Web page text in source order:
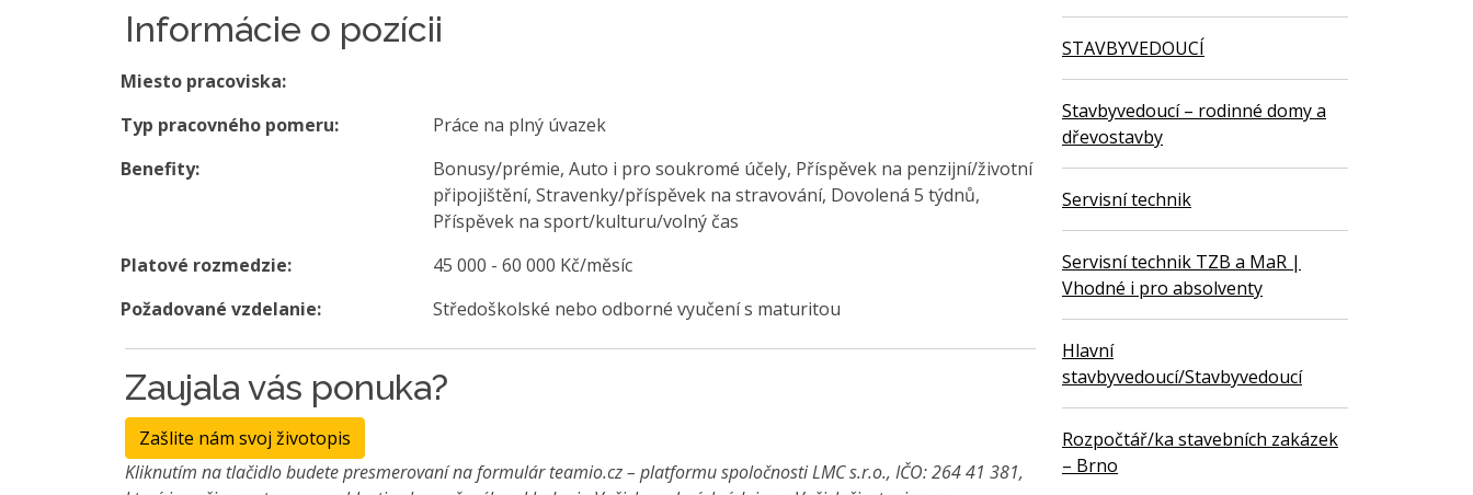
Informácie o pozícii
Miesto pracoviska:
Typ pracovného pomeru:
Práce na plný úvazek
Benefity:
Bonusy/prémie, Auto i pro soukromé účely, Příspěvek na penzijní/životní
připojištění, Stravenky/příspěvek na stravování, Dovolená 5 týdnů,
Příspěvek na sport/kulturu/volný čas
Platové rozmedzie:
45 000 - 60 000 Kč/měsíc
Požadované vzdelanie:
Středoškolské nebo odborné vyučení s maturitou
Zaujala vás ponuka?
Zašlite nám svoj životopis
Kliknutím na tlačidlo budete presmerovaní na formulár teamio.cz – platformu spoločnosti LMC s.r.o., IČO: 264 41 381,
STAVBYVEDOUCÍ
Stavbyvedoucí – rodinné domy a
dřevostavby
Servisní technik
Servisní technik TZB a MaR |
Vhodné i pro absolventy
Hlavní
stavbyvedoucí/Stavbyvedoucí
Rozpočtář/ka stavebních zakázek
– Brno